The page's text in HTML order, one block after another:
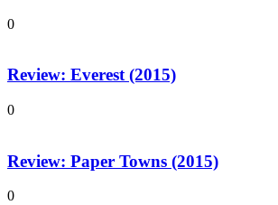
0
Review: Everest (2015)
0
Review: Paper Towns (2015)
0